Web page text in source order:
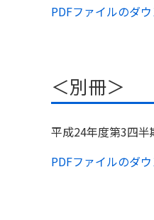
PDFファイルのダ
＜別冊＞
平成24年度第3四
PDFファイルのダ